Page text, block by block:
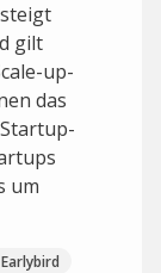
gilt
up-
das
um
Earlybird